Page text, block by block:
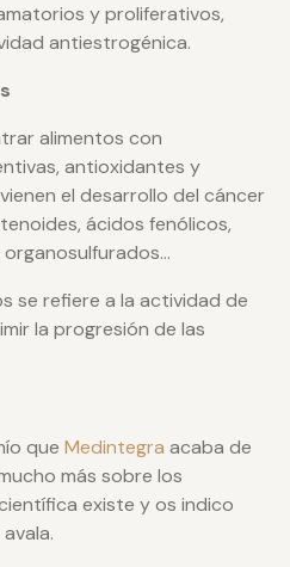
y proliferativos,
antiestrogénica.
alimentos con
antioxidantes y
el desarrollo del cáncer
ácidos fenólicos,
se refiere a la actividad de
la progresión de las
que Medintegra acaba de
más sobre los
existe y os indico